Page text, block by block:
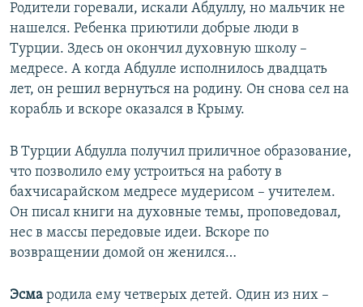
Родители горевали, искали Абдуллу, но мальчик не
нашелся. Ребенка приютили добрые люди в
Турции. Здесь он окончил духовную школу –
медресе. А когда Абдулле исполнилось двадцать
лет, он решил вернуться на родину. Он снова сел на
корабль и вскоре оказался в Крыму.
В Турции Абдулла получил приличное образование,
что позволило ему устроиться на работу в
бахчисарайском медресе мудерисом – учителем.
Он писал книги на духовные темы, проповедовал,
нес в массы передовые идеи. Вскоре по
возвращении домой он женился…
Эсма родила ему четверых детей. Один из них –